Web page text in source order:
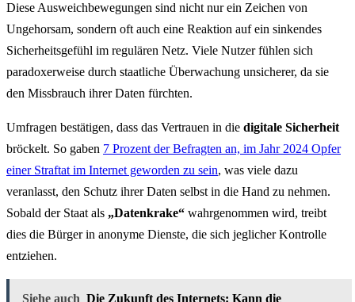
Diese Ausweichbewegungen sind nicht nur ein Zeichen von
Ungehorsam, sondern oft auch eine Reaktion auf ein sinkendes
Sicherheitsgefühl im regulären Netz. Viele Nutzer fühlen sich
paradoxerweise durch staatliche Überwachung unsicherer, da sie
den Missbrauch ihrer Daten fürchten.
Umfragen bestätigen, dass das Vertrauen in die digitale Sicherheit
bröckelt. So gaben 7 Prozent der Befragten an, im Jahr 2024 Opfer
einer Straftat im Internet geworden zu sein, was viele dazu
veranlasst, den Schutz ihrer Daten selbst in die Hand zu nehmen.
Sobald der Staat als „Datenkrake“ wahrgenommen wird, treibt
dies die Bürger in anonyme Dienste, die sich jeglicher Kontrolle
entziehen.
Siehe auch Die Zukunft des Internets: Kann die